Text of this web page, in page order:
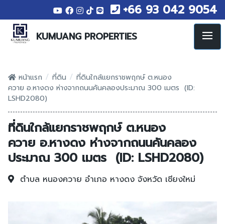
+66 93 042 9054
KUMUANG PROPERTIES
หน้าแรก / ที่ดิน / ที่ดินใกล้แยกราชพฤกษ์ ต.หนอง
ควาย อ.หางดง ห่างจากถนนคันคลองประมาณ 300 เมตร (ID:
LSHD2080)
ที่ดินใกล้แยกราชพฤกษ์ ต.หนอง
ควาย อ.หางดง ห่างจากถนนคันคลอง
ประมาณ 300 เมตร (ID: LSHD2080)
ตำบล หนองควาย อำเภอ หางดง จังหวัด เชียงใหม่